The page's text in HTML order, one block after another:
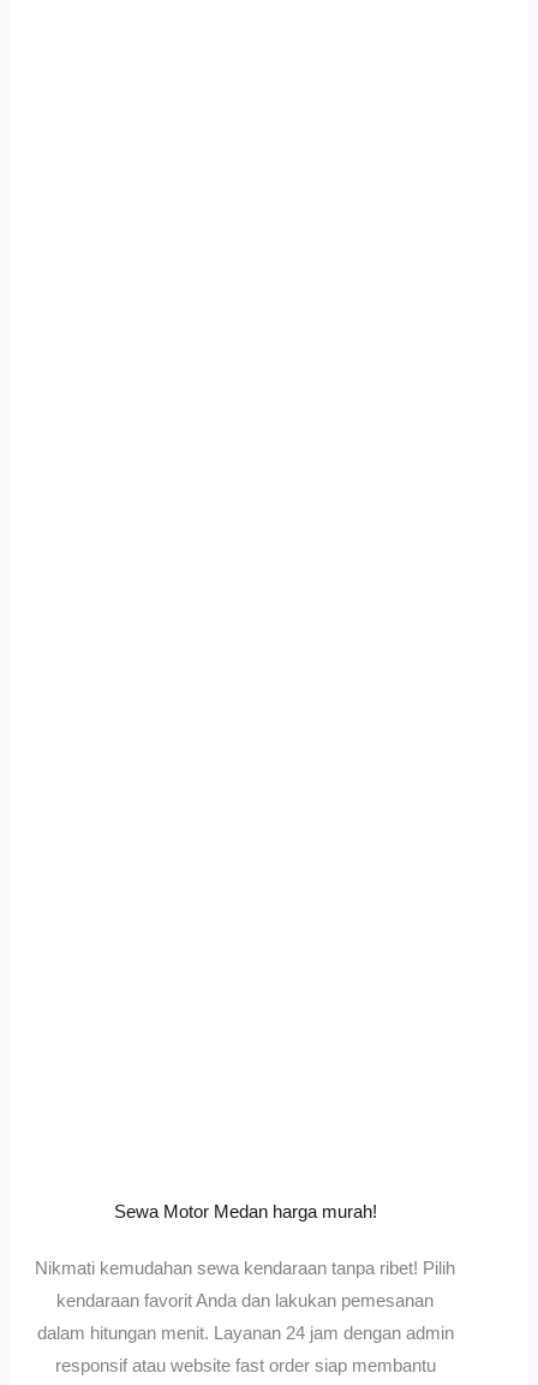
Sewa Motor Medan harga murah!
Nikmati kemudahan sewa kendaraan tanpa ribet! Pilih
kendaraan favorit Anda dan lakukan pemesanan
dalam hitungan menit. Layanan 24 jam dengan admin
responsif atau website fast order siap membantu